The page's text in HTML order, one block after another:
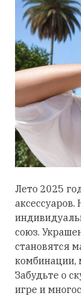
Лето 2025
союз.
становятся
комбинации,
Забудьте о
игре и